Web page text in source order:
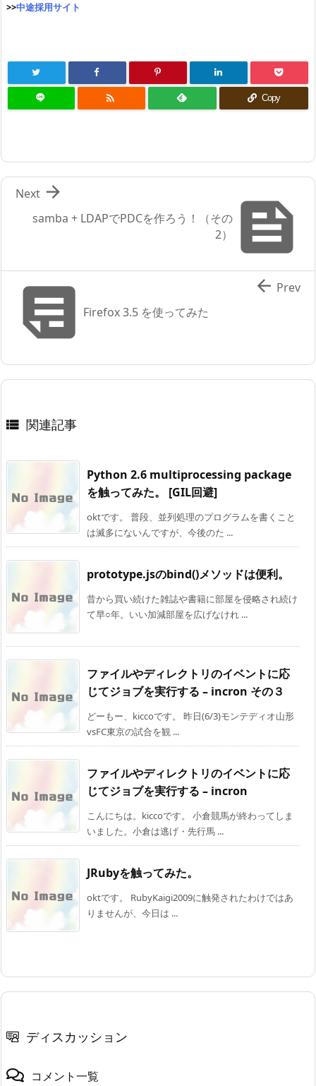
>>中途採用サイト
 Copy

samba + LDAPでPDCを作ろう！（その
2）

Next
Firefox 3.5 を使ってみた
 Prev
 関連記事
Python 2.6 multiprocessing package
を触ってみた。 [GIL回避]
oktです。 普段、並列処理のプログラムを書くこと
は滅多にないんですが、今後のた ...
prototype.jsのbind()メソッドは便利。
昔から買い続けた雑誌や書籍に部屋を侵略され続け
て早○年。いい加減部屋を広げなけれ ...
ファイルやディレクトリのイベントに応
じてジョブを実行する – incron その３
どーもー、kiccoです。 昨日(6/3)モンテディオ山形
vsFC東京の試合を観 ...
ファイルやディレクトリのイベントに応
じてジョブを実行する – incron
こんにちは。kiccoです。 小倉競馬が終わってしま
いました。小倉は逃げ・先行馬 ...
JRubyを触ってみた。
oktです。 RubyKaigi2009に触発されたわけではあ
りませんが、今日は ...
ディスカッション
コメント一覧